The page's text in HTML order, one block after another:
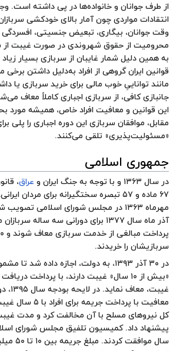
از طرف جوانان و خانواده‌ها در پی داشته است.
انتقادات مواردی چون آمار بالای خودکشی
وقت جوانان، بیگاری، تبعیض جنسیتی،
محرومیت از حقوق شهروندی در صورت غیبت از
به همین دلیل شمار غایبان از سربازی بسیار
قوانین ایران گروهی از افراد به‌دلیل داشتن
مانند تواناییِ خوب مالی برای خرید سربازی یا
جانبازی کافی، از سربازی اجباری کاملاً معاف
این قوانین و معافیت افراد خاص، همیشه مورد
مقابل، موافقان سربازی این دوره اجباری را پلی
«مسئولیت‌پذیری» تلقی می‌کنند.
جمهوری اسلامی
در سال ۱۳۶۳ و با توجه به جنگ ایران و عراق،
مهرماه ۱۳۶۳ در مجلس شورای اسلامی
آذر ماه سال ۱۳۷۷ برای دورانی سه ساله
سربازیشان را خریدند.
در ۳۰ آذر ۱۳۹۳، به دولت، اجازه داده شد
«بیش از ۱۰ سال» غیبت دارند، با پرداخت
غیبت،
معافیت با پرداخت
سال موافقت